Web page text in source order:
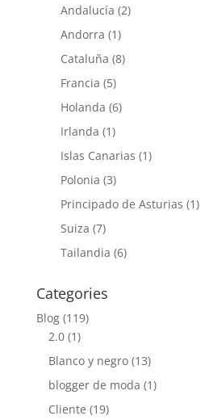
Andalucía (2)
Andorra (1)
Cataluña (8)
Francia (5)
Holanda (6)
Irlanda (1)
Islas Canarias (1)
Polonia (3)
Principado de Asturias (1)
Suiza (7)
Tailandia (6)
Categories
Blog(119)
2.0(1)
Blanco y negro(13)
blogger de moda (1)
Cliente (19)